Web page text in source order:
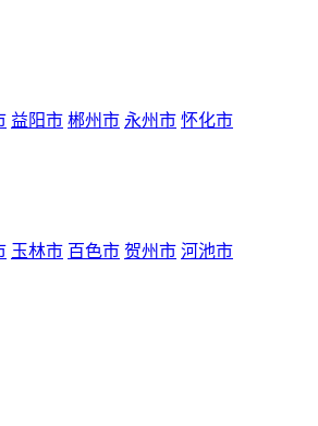
益阳市 郴州市 永州市 怀化市
玉林市 百色市 贺州市 河池市